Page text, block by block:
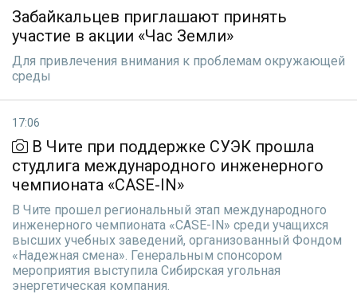
Забайкальцев приглашают принять
участие в акции «Час Земли»
Для привлечения внимания к проблемам окружающей
среды
17:06
В Чите при поддержке СУЭК прошла
студлига международного инженерного
чемпионата «CASE-IN»
В Чите прошел региональный этап международного
инженерного чемпионата «CASE-IN» среди учащихся
высших учебных заведений, организованный Фондом
«Надежная смена». Генеральным спонсором
мероприятия выступила Сибирская угольная
энергетическая компания.